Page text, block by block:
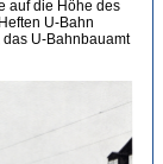
auf die Höhe des
U-Bahn
das U-Bahnbauamt